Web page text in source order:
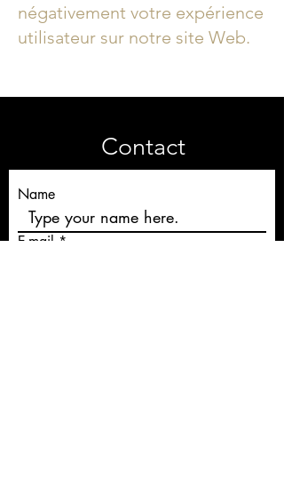
négativement votre expérience
utilisateur sur notre site Web.
Contact
Name
E-mail